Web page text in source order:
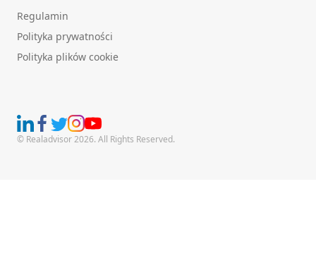
Regulamin
Polityka prywatności
Polityka plików cookie
© Realadvisor 2026. All Rights Reserved.